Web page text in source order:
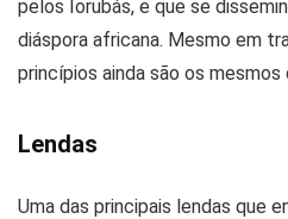
pelos Iorubás, e que se
diáspora africana. Mesmo em
princípios ainda são os mesmos
Lendas
Uma das principais lendas que